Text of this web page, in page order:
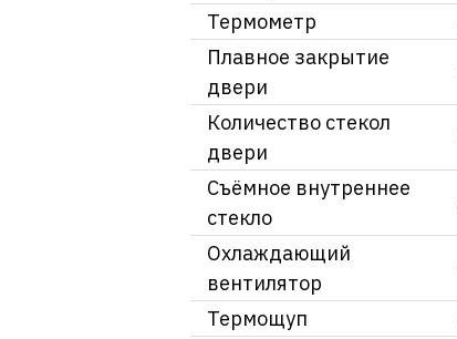
Термометр
Плавное закрытие
двери
Количество стекол
двери
Съёмное внутреннее
стекло
Охлаждающий
вентилятор
Термощуп